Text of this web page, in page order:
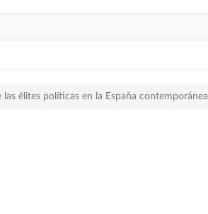
las élites políticas en la España contemporánea